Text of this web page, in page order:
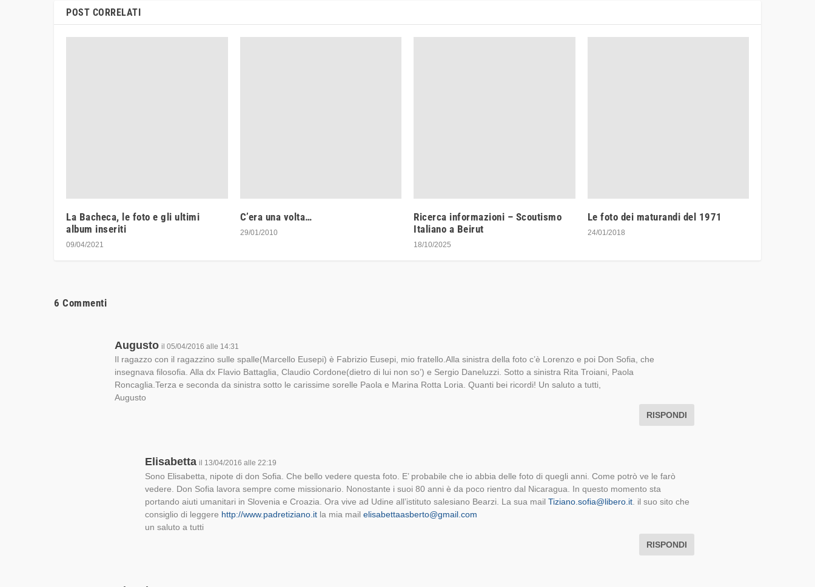
POST CORRELATI
La Bacheca, le foto e gli ultimi
album inseriti
09/04/2021
C’era una volta…
29/01/2010
Ricerca informazioni – Scoutismo
Italiano a Beirut
18/10/2025
Le foto dei maturandi del 1971
24/01/2018
6 Commenti
Augusto il 05/04/2016 alle 14:31
Il ragazzo con il ragazzino sulle spalle(Marcello Eusepi) è Fabrizio Eusepi, mio fratello.Alla sinistra della foto c’è Lorenzo e poi Don Sofia, che
insegnava filosofia. Alla dx Flavio Battaglia, Claudio Cordone(dietro di lui non so’) e Sergio Daneluzzi. Sotto a sinistra Rita Troiani, Paola
Roncaglia.Terza e seconda da sinistra sotto le carissime sorelle Paola e Marina Rotta Loria. Quanti bei ricordi! Un saluto a tutti,
Augusto
RISPONDI
Elisabetta il 13/04/2016 alle 22:19
Sono Elisabetta, nipote di don Sofia. Che bello vedere questa foto. E’ probabile che io abbia delle foto di quegli anni. Come potrò ve le farò
vedere. Don Sofia lavora sempre come missionario. Nonostante i suoi 80 anni è da poco rientro dal Nicaragua. In questo momento sta
portando aiuti umanitari in Slovenia e Croazia. Ora vive ad Udine all’istituto salesiano Bearzi. La sua mail Tiziano.sofia@libero.it . il suo sito che
consiglio di leggere http://www.padretiziano.it la mia mail elisabettaasberto@gmail.com
un saluto a tutti
RISPONDI